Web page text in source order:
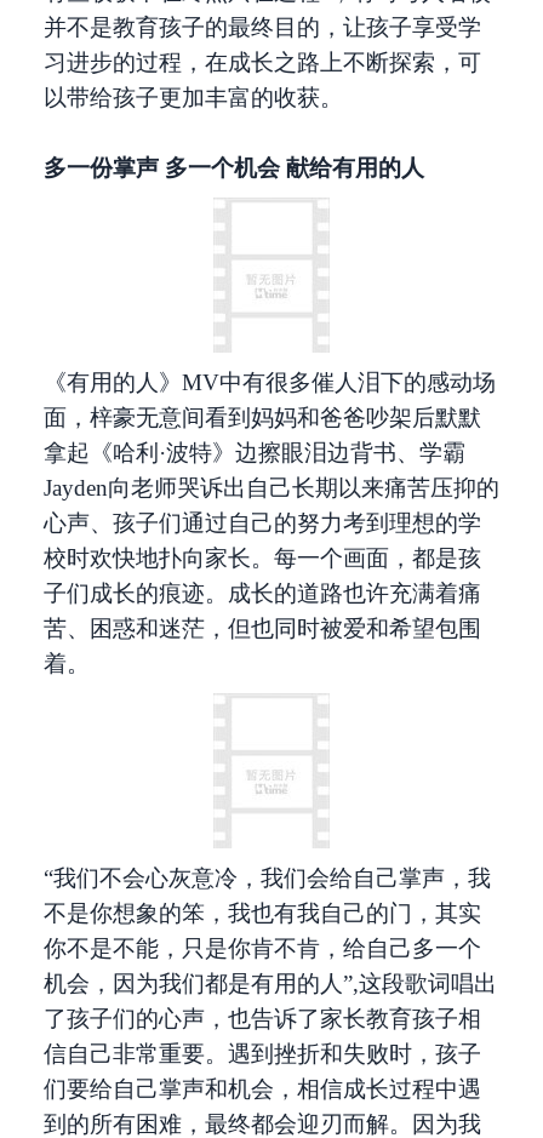
并不是教育孩子的最终目的，让孩子享受学
习进步的过程，在成长之路上不断探索，可
以带给孩子更加丰富的收获。
多一份掌声 多一个机会 献给有用的人
《有用的人》MV中有很多催人泪下的感动场
面，梓豪无意间看到妈妈和爸爸吵架后默默
拿起《哈利·波特》边擦眼泪边背书、学霸
Jayden向老师哭诉出自己长期以来痛苦压抑的
心声、孩子们通过自己的努力考到理想的学
校时欢快地扑向家长。每一个画面，都是孩
子们成长的痕迹。成长的道路也许充满着痛
苦、困惑和迷茫，但也同时被爱和希望包围
着。
“我们不会心灰意冷，我们会给自己掌声，我
不是你想象的笨，我也有我自己的门，其实
你不是不能，只是你肯不肯，给自己多一个
机会，因为我们都是有用的人”,这段歌词唱出
了孩子们的心声，也告诉了家长教育孩子相
信自己非常重要。遇到挫折和失败时，孩子
们要给自己掌声和机会，相信成长过程中遇
到的所有困难，最终都会迎刃而解。因为我